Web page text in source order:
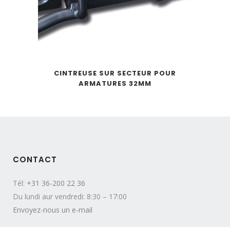
CINTREUSE SUR SECTEUR POUR
ARMATURES 32MM
CONTACT
Tél: +31 36-200 22 36
Du lundi aur vendredi: 8:30 – 17:00
Envoyez-nous un e-mail